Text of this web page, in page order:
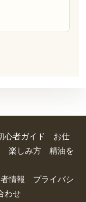
心者ガイド
お仕
楽しみ方
精油を
情報
プライバシ
わせ